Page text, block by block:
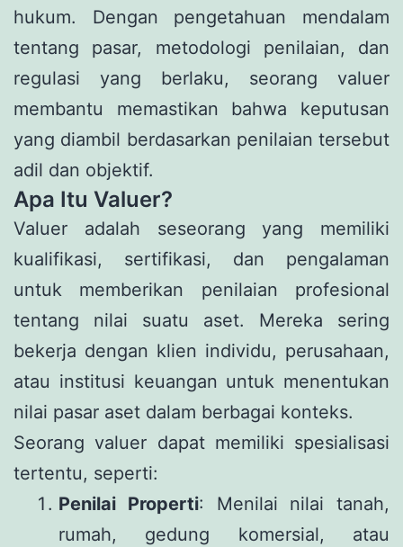
hukum. Dengan pengetahuan mendalam
tentang pasar, metodologi penilaian, dan
regulasi yang berlaku, seorang valuer
membantu memastikan bahwa keputusan
yang diambil berdasarkan penilaian tersebut
adil dan objektif.
Apa Itu Valuer?
Valuer adalah seseorang yang memiliki
kualifikasi, sertifikasi, dan pengalaman
untuk memberikan penilaian profesional
tentang nilai suatu aset. Mereka sering
bekerja dengan klien individu, perusahaan,
atau institusi keuangan untuk menentukan
nilai pasar aset dalam berbagai konteks.
Seorang valuer dapat memiliki spesialisasi
tertentu, seperti:
Penilai Properti: Menilai nilai tanah,
rumah, gedung komersial, atau